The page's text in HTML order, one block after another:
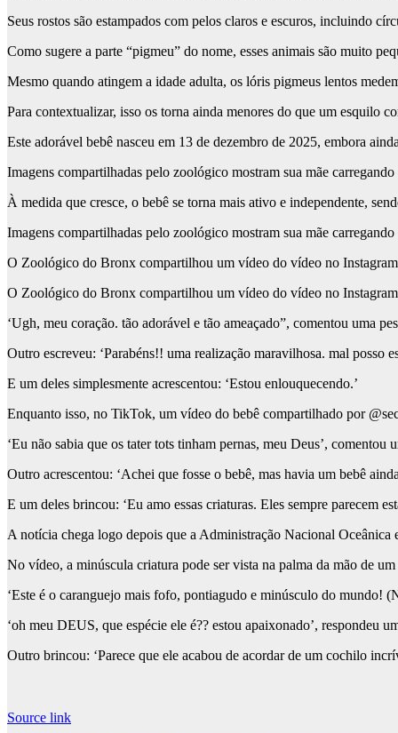
Seus rostos são estampados com pelos claros e escuros, incluindo
Como sugere a parte “pigmeu” do nome, esses animais são muito
Mesmo quando atingem a idade adulta, os lóris pigmeus lentos
Para contextualizar, isso os torna ainda menores do que um esquilo
Este adorável bebê nasceu em 13 de dezembro de 2025, embora
Imagens compartilhadas pelo zoológico mostram sua mãe
À medida que cresce, o bebê se torna mais ativo e independente,
Imagens compartilhadas pelo zoológico mostram sua mãe
O Zoológico do Bronx compartilhou um vídeo do vídeo no
O Zoológico do Bronx compartilhou um vídeo do vídeo no
‘Ugh, meu coração. tão adorável e tão ameaçado”, comentou uma
Outro escreveu: ‘Parabéns!! uma realização maravilhosa. mal posso
E um deles simplesmente acrescentou: ‘Estou enlouquecendo.’
Enquanto isso, no TikTok, um vídeo do bebê compartilhado por
‘Eu não sabia que os tater tots tinham pernas, meu Deus’, comentou
Outro acrescentou: ‘Achei que fosse o bebê, mas havia um bebê
E um deles brincou: ‘Eu amo essas criaturas. Eles sempre parecem
A notícia chega logo depois que a Administração Nacional
No vídeo, a minúscula criatura pode ser vista na palma da mão de
‘Este é o caranguejo mais fofo, pontiagudo e minúsculo do mundo!
‘oh meu DEUS, que espécie ele é?? estou apaixonado’, respondeu
Outro brincou: ‘Parece que ele acabou de acordar de um cochilo
Source link